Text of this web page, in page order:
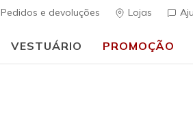
Pedidos e devoluções Lojas
VESTUÁRIO PROMOÇÃO